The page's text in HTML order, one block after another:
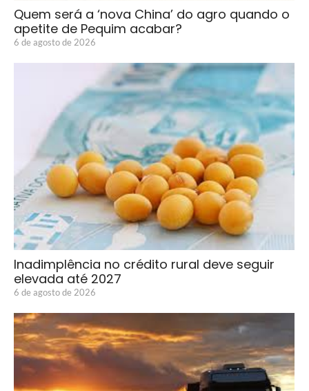
Quem será a ‘nova China’ do agro quando o
apetite de Pequim acabar?
6 de agosto de 2026
Inadimplência no crédito rural deve seguir
elevada até 2027
6 de agosto de 2026